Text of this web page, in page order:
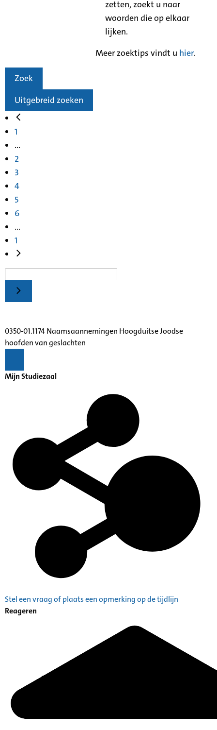
zetten, zoekt u naar
woorden die op elkaar
lijken.
Meer zoektips vindt u hier.
Zoek
Uitgebreid zoeken
1
...
2
3
4
5
6
...
1
0350-01.1174 Naamsaannemingen Hoogduitse Joodse
hoofden van geslachten
Mijn Studiezaal
Stel een vraag of plaats een opmerking op de tijdlijn
Reageren